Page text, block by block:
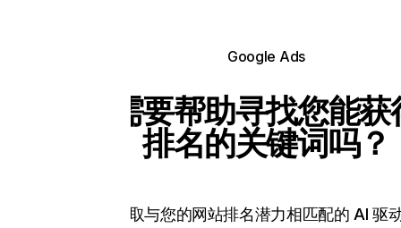
Google Ads
需要帮助寻找您能获
排名的关键词吗？
获取与您的网站排名潜力相匹配的 AI 驱